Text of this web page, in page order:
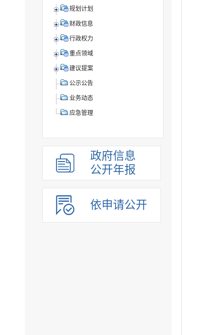
规划计划
财政信息
行政权力
重点领域
建议提案
公示公告
业务动态
应急管理
政府信息
公开年报
依申请公开